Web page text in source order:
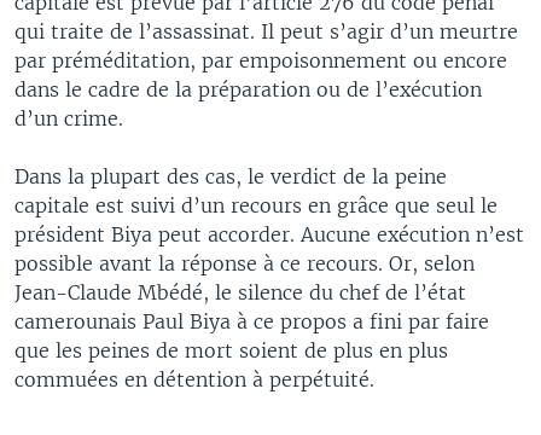
qui traite de l’assassinat. Il peut s’agir d’un meurtre
par préméditation, par empoisonnement ou encore
dans le cadre de la préparation ou de l’exécution
d’un crime.
Dans la plupart des cas, le verdict de la peine
capitale est suivi d’un recours en grâce que seul le
président Biya peut accorder. Aucune exécution n’est
possible avant la réponse à ce recours. Or, selon
Jean-Claude Mbédé, le silence du chef de l’état
camerounais Paul Biya à ce propos a fini par faire
que les peines de mort soient de plus en plus
commuées en détention à perpétuité.